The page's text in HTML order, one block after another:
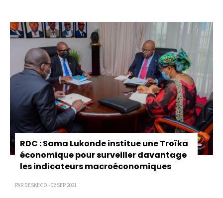
RDC : Sama Lukonde institue une Troïka
économique pour surveiller davantage
les indicateurs macroéconomiques
PAR DESKECO - 02 SEP 2021